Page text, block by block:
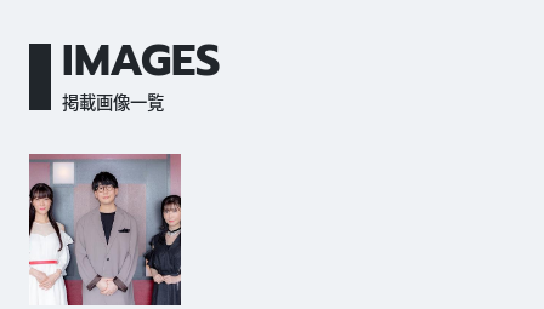
IMAGES
掲載画像一覧